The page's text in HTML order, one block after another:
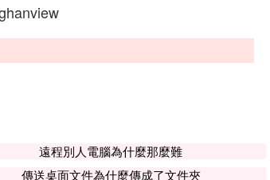
遠程別人電腦為什麼那麼難
傳送桌面文件為什麼傳成了文件夾